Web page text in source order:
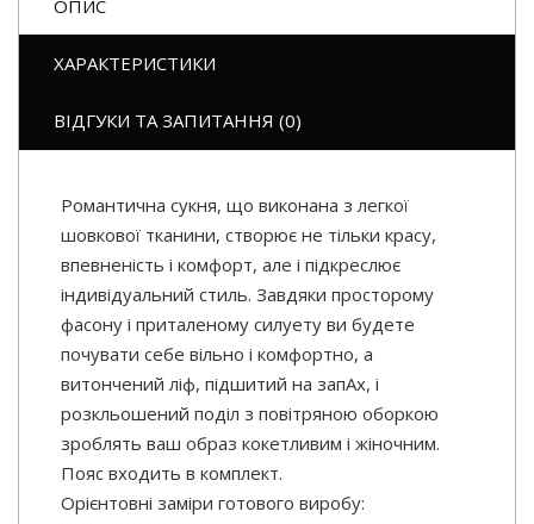
ОПИС
ХАРАКТЕРИСТИКИ
ВІДГУКИ ТА ЗАПИТАННЯ (0)
Романтична сукня, що виконана з легкої
шовкової тканини, створює не тільки красу,
впевненість і комфорт, але і підкреслює
індивідуальний стиль. Завдяки просторому
фасону і приталеному силуету ви будете
почувати себе вільно і комфортно, а
витончений ліф, підшитий на запАх, і
розкльошений поділ з повітряною оборкою
зроблять ваш образ кокетливим і жіночним.
Пояс входить в комплект.
Орієнтовні заміри готового виробу: